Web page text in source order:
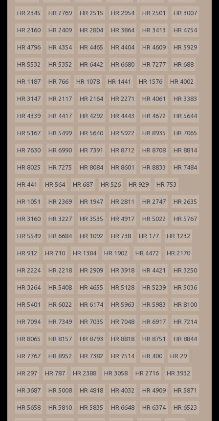
HR 2345 HR 2769 HR 2515 HR 2954 HR 2501 HR 3007
HR 2160 HR 2409 HR 2804 HR 3864 HR 3413 HR 4754
HR 4796 HR 4354 HR 4465 HR 4404 HR 4609 HR 5929
HR 5532 HR 5352 HR 6442 HR 6680 HR 7277 HR 688
HR 1187 HR 766 HR 1078 HR 1441 HR 1576 HR 4002
HR 3147 HR 2117 HR 2164 HR 2271 HR 4061 HR 3383
HR 4339 HR 4417 HR 4292 HR 4443 HR 4672 HR 5644
HR 5167 HR 5499 HR 5640 HR 5922 HR 8935 HR 7065
HR 7630 HR 6990 HR 7391 HR 8712 HR 8708 HR 8814
HR 8025 HR 7275 HR 8084 HR 8601 HR 8833 HR 7484
HR 441 HR 564 HR 687 HR 526 HR 929 HR 753
HR 1051 HR 2369 HR 1947 HR 2811 HR 2747 HR 2635
HR 3160 HR 3227 HR 3535 HR 4917 HR 5022 HR 5767
HR 5549 HR 6684 HR 1092 HR 738 HR 177 HR 1232
HR 912 HR 710 HR 1384 HR 1902 HR 4472 HR 2170
HR 2224 HR 2218 HR 2909 HR 3918 HR 4421 HR 3250
HR 3264 HR 5408 HR 4655 HR 5128 HR 5239 HR 5036
HR 5401 HR 6022 HR 6174 HR 5963 HR 5983 HR 8100
HR 7094 HR 7349 HR 7035 HR 7048 HR 6917 HR 7214
HR 8065 HR 8157 HR 8793 HR 8818 HR 8751 HR 8844
HR 7767 HR 8952 HR 7382 HR 7514 HR 400 HR 29
HR 297 HR 787 HR 2388 HR 3058 HR 2716 HR 3932
HR 3687 HR 5008 HR 4818 HR 4032 HR 4909 HR 5871
HR 5658 HR 5810 HR 5835 HR 6648 HR 6374 HR 6523